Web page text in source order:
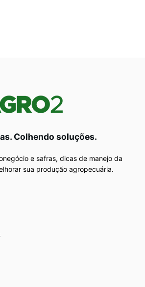
Colhendo soluções.
e safras, dicas de manejo da
sua produção agropecuária.